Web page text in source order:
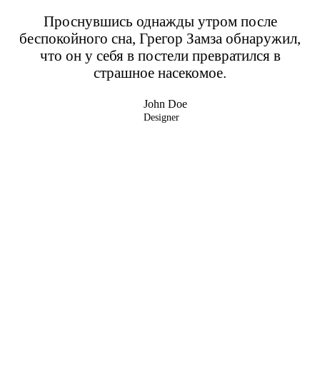
Проснувшись однажды утром после
беспокойного сна, Грегор Замза обнаружил,
что он у себя в постели превратился в
страшное насекомое.
John Doe
Designer